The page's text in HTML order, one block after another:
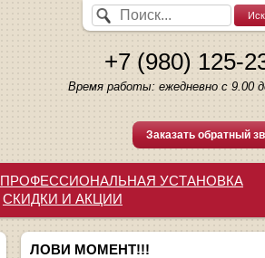
+7 (980) 125-
Время работы: ежедневно с 9.00
Заказать обратный
ПРОФЕССИОНАЛЬНАЯ УСТАНОВКА
СКИДКИ И АКЦИИ
ЛОВИ МОМЕНТ!!!